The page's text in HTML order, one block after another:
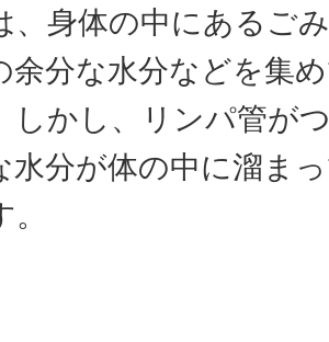
、身体の中にあるご
余分な水分などを集
しかし、リンパ管が
水分が体の中に溜ま